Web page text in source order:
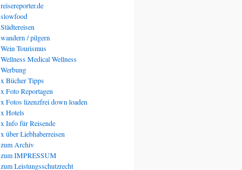
reisereporter.de
slowfood
Städtereisen
wandern / pilgern
Wein Tourismus
Wellness Medical Wellness
Werbung
x Bücher Tipps
x Foto Reportagen
x Fotos lizenzfrei down loaden
x Hotels
x Info für Reisende
x über Liebhaberreisen
zum Archiv
zum IMPRESSUM
zum Leistungsschutzrecht